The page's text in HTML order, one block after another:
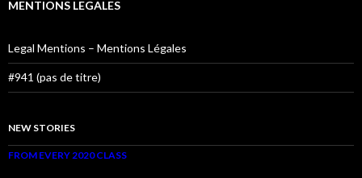
MENTIONS LEGALES
Legal Mentions – Mentions Légales
#941 (pas de titre)
NEW STORIES
FROM EVERY 2020 CLASS